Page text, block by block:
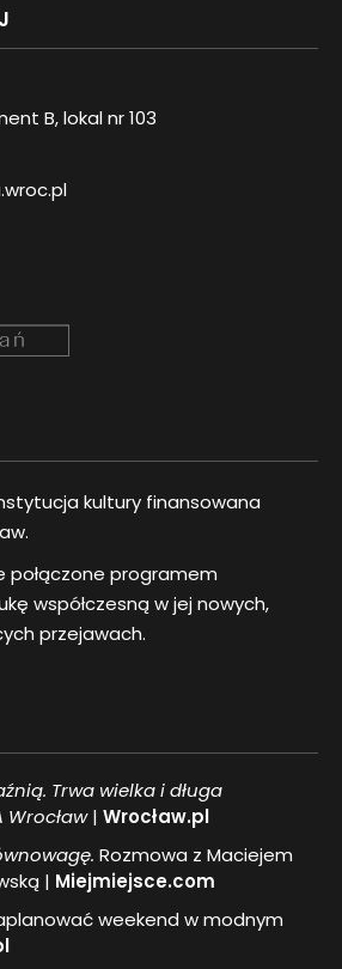
B, lokal nr 103
kultury finansowana
połączone programem
współczesną w jej nowych,
przejawach.
Trwa wielka i długa
Wrocław| Wrocław.pl
Rozmowa z Maciejem
| Miejmiejsce.com
weekend w modnym